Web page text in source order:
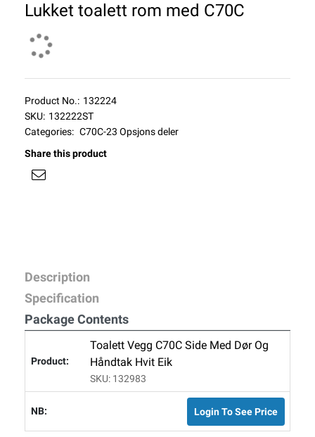
Lukket toalett rom med C70C
Product No.: 132224
SKU: 132222ST
Categories: C70C-23 Opsjons deler
Share this product
Description
Specification
Package Contents
Toalett Vegg C70C Side Med Dør Og
Håndtak Hvit Eik
SKU: 132983
Login To See Price